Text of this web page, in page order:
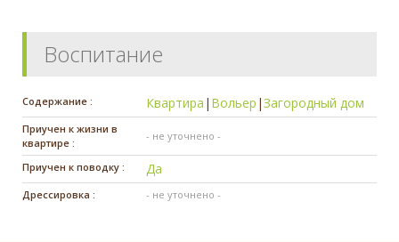
Воспитание
Содержание : Квартира | Вольер |Загородный дом
Приучен к жизни в
квартире :
- не уточнено -
Приучен к поводку : Да
Дрессировка : - не уточнено -